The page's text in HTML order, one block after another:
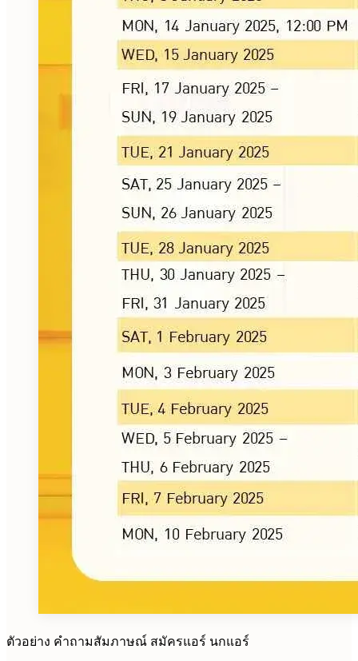
ตัวอย่าง คำถามสัมภาษณ์ สมัครแอร์ นกแอร์